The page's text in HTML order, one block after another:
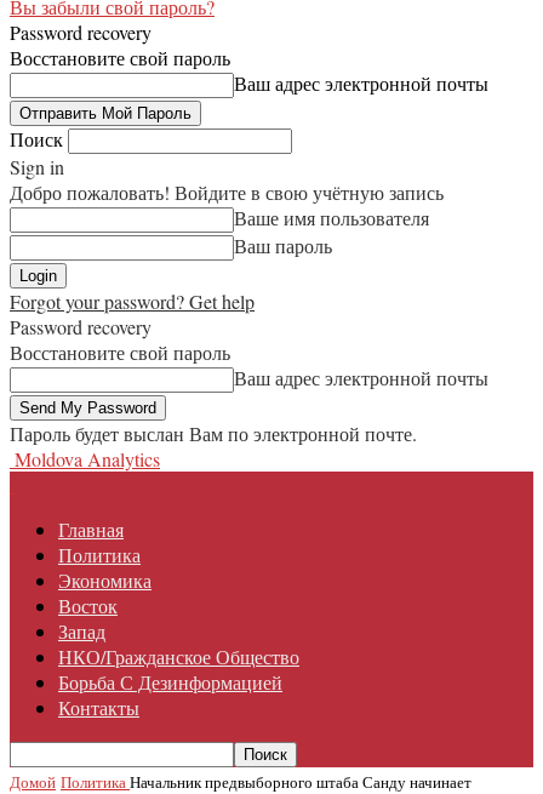
Вы забыли свой пароль?
Password recovery
Восстановите свой пароль
Ваш адрес электронной почты
Поиск
Sign in
Добро пожаловать! Войдите в свою учётную запись
Ваше имя пользователя
Ваш пароль
Forgot your password? Get help
Password recovery
Восстановите свой пароль
Ваш адрес электронной почты
Пароль будет выслан Вам по электронной почте.
Moldova Analytics
Главная
Политика
Экономика
Восток
Запад
НКО/гражданское Общество
Борьба С Дезинформацией
Контакты
Домой ПолитикаНачальник предвыборного штаба Санду начинает